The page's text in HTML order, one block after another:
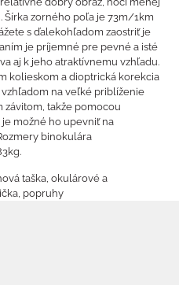
Šírka zorného poľa je 73m/1km
s ďalekohľadom zaostriť je
je príjemné pre pevné a isté
aj k jeho atraktívnemu vzhľadu.
kolieskom a dioptrická korekcia
na veľké priblíženie
takže pomocou
možné ho upevniť na
binokulára
taška, okulárové a
popruhy